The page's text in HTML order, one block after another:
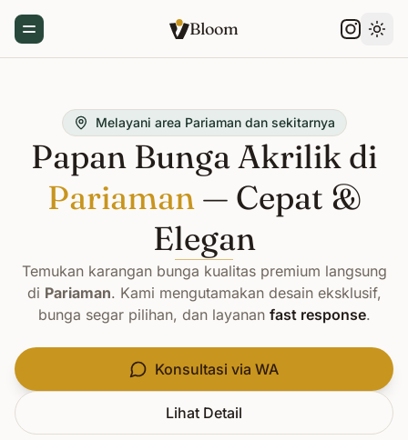
Toggle Menu Bloom
Melayani area Pariaman dan sekitarnya
Papan Bunga Akrilik di
Pariaman— Cepat &
Elegan
Temukan karangan bunga kualitas premium langsung
di Pariaman. Kami mengutamakan desain eksklusif,
bunga segar pilihan, dan layanan fast response.
Konsultasi via WA
Lihat Detail